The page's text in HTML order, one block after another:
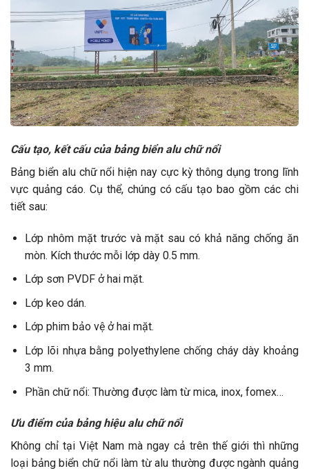
Cấu tạo, kết cấu của bảng biển alu chữ nổi
Bảng biển alu chữ nổi hiện nay cực kỳ thông dụng trong lĩnh
vực quảng cáo. Cụ thể, chúng có cấu tạo bao gồm các chi
tiết sau:
Lớp nhôm mặt trước và mặt sau có khả năng chống ăn
mòn. Kích thước mỗi lớp dày 0.5 mm.
Lớp sơn PVDF ở hai mặt.
Lớp keo dán.
Lớp phim bảo vệ ở hai mặt.
Lớp lõi nhựa bằng polyethylene chống cháy dày khoảng
3 mm.
Phần chữ nổi: Thường được làm từ mica, inox, fomex…
Ưu điểm của bảng hiệu alu chữ nổi
Không chỉ tại Việt Nam mà ngay cả trên thế giới thì những
loại bảng biển chữ nổi làm từ alu thường được ngành quảng